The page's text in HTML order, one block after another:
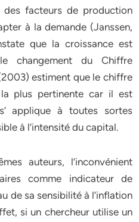
des facteurs de production
à la demande (Janssen,
que la croissance est
changement du Chiffre
estiment que le chiffre
plus pertinente car il est
applique à toutes sortes
à l’intensité du capital.
auteurs, l’inconvénient
comme indicateur de
de sa sensibilité à l’inflation
si un chercheur utilise un